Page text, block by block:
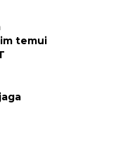
temui